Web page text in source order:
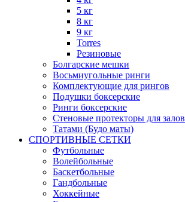
5 кг
8 кг
9 кг
Torres
Резиновые
Болгарские мешки
Восьмиугольные ринги
Комплектующие для рингов
Подушки боксерские
Ринги боксерские
Стеновые протекторы для залов
Татами (Будо маты)
СПОРТИВНЫЕ СЕТКИ
Футбольные
Волейбольные
Баскетбольные
Гандбольные
Хоккейные